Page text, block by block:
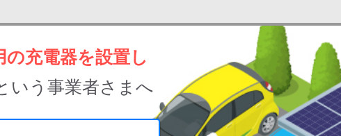
の充電器を設置し
いう事業者さまへ